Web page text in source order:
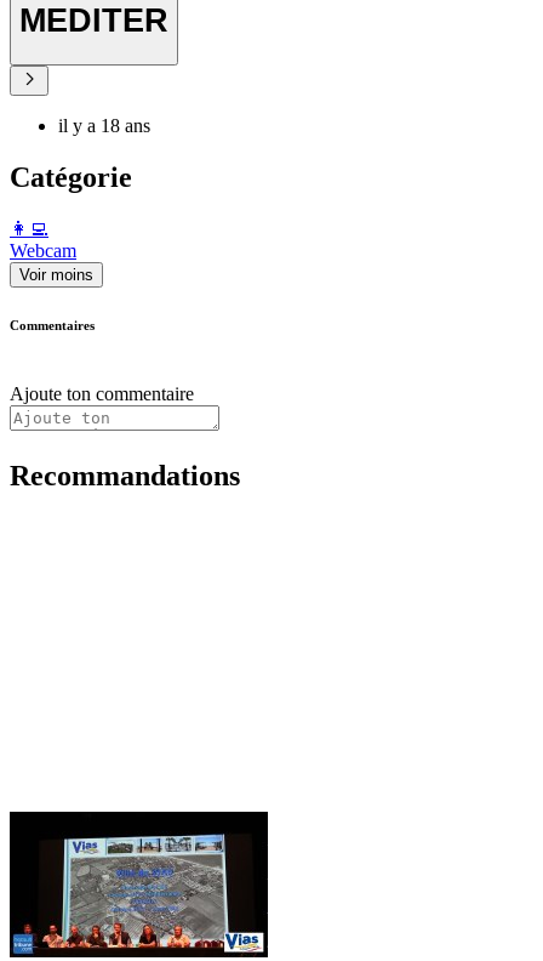
MEDITER
il y a 18 ans
Catégorie
️👩‍💻️
Webcam
Voir moins
Commentaires
Ajoute ton commentaire
Recommandations